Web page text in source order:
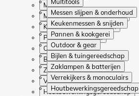
Messen slijpen & onderhoud
Keukenmessen & snijden
Pannen & kookgerei
Outdoor & gear
Bijlen & tuingereedschap
Zaklampen & batterijen
Verrekijkers & monoculairs
Houtbewerkingsgereedschap
Multitools
Messen slijpen & onderhoud
Keukenmessen & snijden
Pannen & kookgerei
Outdoor & gear
Bijlen & tuingereedschap
Zaklampen & batterijen
Verrekijkers & monoculairs
Houtbewerkingsgereedschap